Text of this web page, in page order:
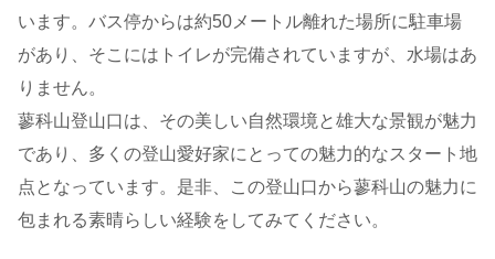
います。バス停からは約50メートル離れた場所に駐車場
があり、そこにはトイレが完備されていますが、水場はあ
りません。
蓼科山登山口は、その美しい自然環境と雄大な景観が魅力
であり、多くの登山愛好家にとっての魅力的なスタート地
点となっています。是非、この登山口から蓼科山の魅力に
包まれる素晴らしい経験をしてみてください。